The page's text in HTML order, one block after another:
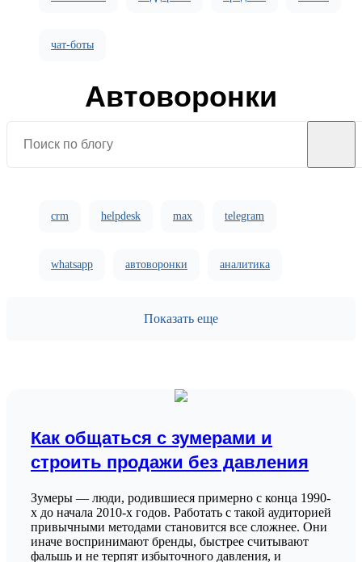
чат-боты
Автоворонки
crm helpdesk max telegram
whatsapp автоворонки аналитика
интеграции
чат-боты
Показать еще
Как общаться с зумерами и
строить продажи без давления
Зумеры — люди, родившиеся примерно с конца 1990-
х до начала 2010-х годов. Работать с такой аудиторией
привычными методами становится все сложнее. Они
иначе воспринимают бренды, быстрее считывают
фальшь и не терпят избыточного давления, и